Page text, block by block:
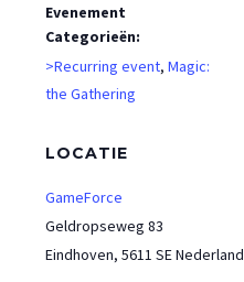
Evenement
Categorieën:
>Recurring event, Magic:
the Gathering
LOCATIE
GameForce
Geldropseweg 83
Eindhoven, 5611 SENederland